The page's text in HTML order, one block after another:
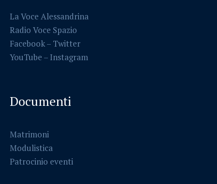
La Voce Alessandrina
Radio Voce Spazio
Facebook– Twitter
YouTube – Instagram
Documenti
Matrimoni
Modulistica
Patrocinio eventi